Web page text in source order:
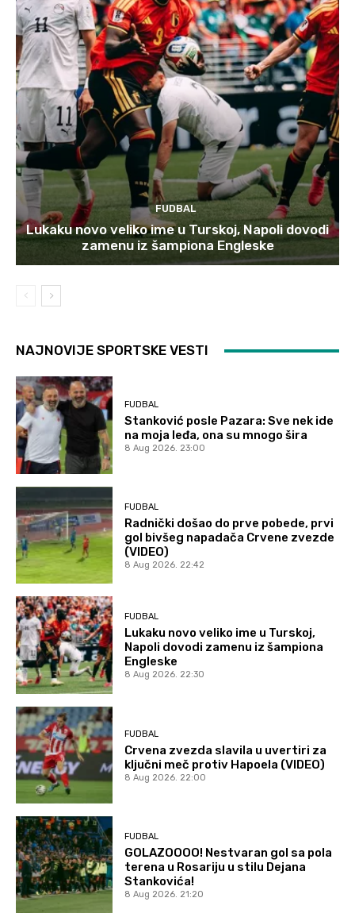
FUDBAL
Lukaku novo veliko ime u Turskoj, Napoli dovodi
zamenu iz šampiona Engleske
NAJNOVIJE SPORTSKE VESTI
FUDBAL
Stanković posle Pazara: Sve nek ide
na moja leđa, ona su mnogo šira
8 Aug 2026. 23:00
FUDBAL
Radnički došao do prve pobede, prvi
gol bivšeg napadača Crvene zvezde
(VIDEO)
8 Aug 2026. 22:42
FUDBAL
Lukaku novo veliko ime u Turskoj,
Napoli dovodi zamenu iz šampiona
Engleske
8 Aug 2026. 22:30
FUDBAL
Crvena zvezda slavila u uvertiri za
ključni meč protiv Hapoela (VIDEO)
8 Aug 2026. 22:00
FUDBAL
GOLAZOOOO! Nestvaran gol sa pola
terena u Rosariju u stilu Dejana
Stankovića!
8 Aug 2026. 21:20